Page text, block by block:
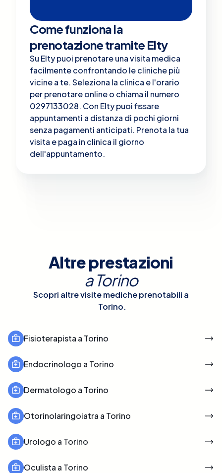
Come funziona la
prenotazione tramite Elty
Su Elty puoi prenotare una visita medica
facilmente confrontando le cliniche più
vicine a te. Seleziona la clinica e l'orario
per prenotare online o chiama il numero
0297133028. Con Elty puoi fissare
appuntamenti a distanza di pochi giorni
senza pagamenti anticipati. Prenota la tua
visita e paga in clinica il giorno
dell'appuntamento.
Altre prestazioni
aTorino
Scopri altre visite mediche prenotabili a
Torino.
Fisioterapista a Torino
Endocrinologo a Torino
Dermatologo a Torino
Otorinolaringoiatra a Torino
Urologo a Torino
Oculista a Torino